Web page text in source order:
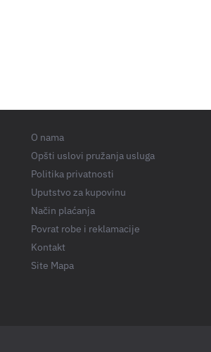
O nama
Opšti uslovi pružanja usluga
Politika privatnosti
Uputstvo za kupovinu
Način plaćanja
Povrat robe i reklamacije
Kontakt
Site Mapa